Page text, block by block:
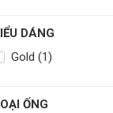
DÁNG
Gold (1)
ỐNG